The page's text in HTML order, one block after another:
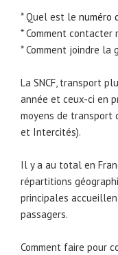
* Quel est le numéro
* Comment contacter
* Comment joindre la
La SNCF, transport
année et ceux-ci en
moyens de transport
et Intercités).
Il y a au total en
répartitions
principales
passagers.
Comment faire pour